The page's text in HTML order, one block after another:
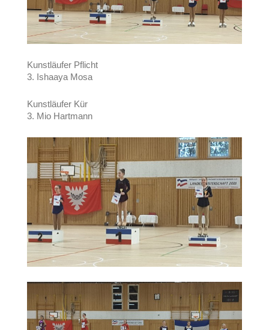
Kunstläufer Pflicht
3. Ishaaya Mosa
Kunstläufer Kür
3. Mio Hartmann